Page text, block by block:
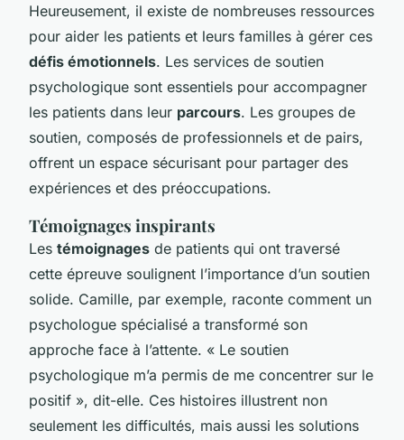
Heureusement, il existe de nombreuses ressources
pour aider les patients et leurs familles à gérer ces
défis émotionnels. Les services de soutien
psychologique sont essentiels pour accompagner
les patients dans leur parcours. Les groupes de
soutien, composés de professionnels et de pairs,
offrent un espace sécurisant pour partager des
expériences et des préoccupations.
Témoignages inspirants
Les témoignages de patients qui ont traversé
cette épreuve soulignent l’importance d’un soutien
solide. Camille, par exemple, raconte comment un
psychologue spécialisé a transformé son
approche face à l’attente. « Le soutien
psychologique m’a permis de me concentrer sur le
positif », dit-elle. Ces histoires illustrent non
seulement les difficultés, mais aussi les solutions